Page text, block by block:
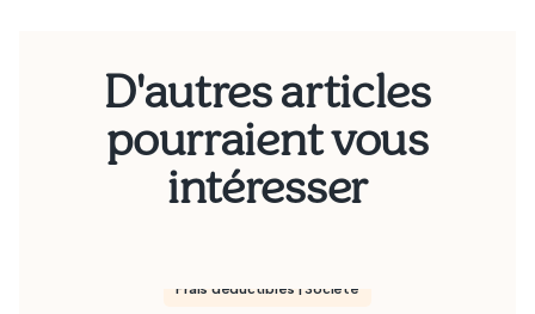
D'autres articles
pourraient vous
intéresser
Frais déductibles | Société